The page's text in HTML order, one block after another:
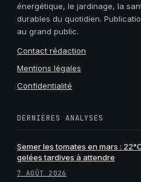
énergétique, le jardinage, la
durables du quotidien.
au grand public.
Contact rédaction
Mentions légales
Confidentialité
DERNIÈRES ANALYSES
Semer les tomates en mars :
gelées tardives à attendre
7 AOÛT 2026